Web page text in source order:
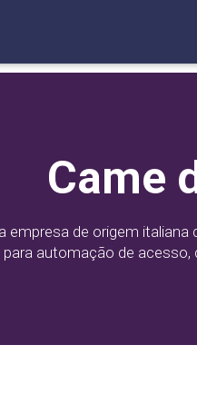
Came
empresa de origem
automação de acesso,